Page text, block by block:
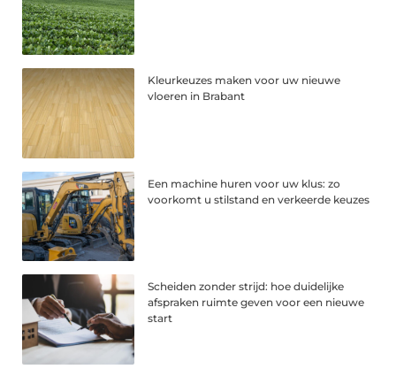
Kleurkeuzes maken voor uw nieuwe
vloeren in Brabant
Een machine huren voor uw klus: zo
voorkomt u stilstand en verkeerde keuzes
Scheiden zonder strijd: hoe duidelijke
afspraken ruimte geven voor een nieuwe
start